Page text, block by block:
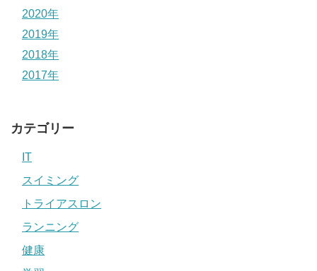
2020年
2019年
2018年
2017年
カテゴリー
IT
スイミング
トライアスロン
ランニング
健康